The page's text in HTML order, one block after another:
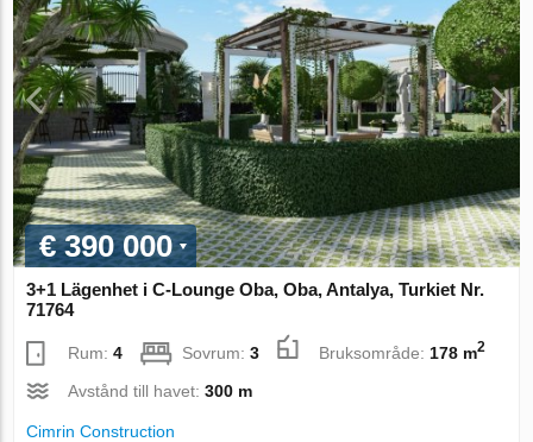
€ 390 000
3+1 Lägenhet i C-Lounge Oba, Oba, Antalya, Turkiet Nr.
71764
Rum:4 Sovrum:3 Bruksområde: 178 m2
Avstånd till havet:300 m
Cimrin Construction